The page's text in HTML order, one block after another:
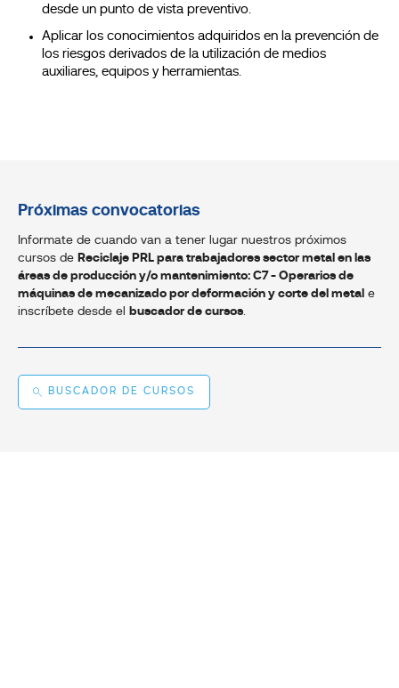
desde un punto de vista preventivo.
Aplicar los conocimientos adquiridos en la prevención de
los riesgos derivados de la utilización de medios
auxiliares, equipos y herramientas.
Próximas convocatorias
Informate de cuando van a tener lugar nuestros próximos
cursos de Reciclaje PRL para trabajadores sector metal en las
áreas de producción y/o mantenimiento: C7 - Operarios de
máquinas de mecanizado por deformación y corte del metal e
inscríbete desde el buscador de cursos.
BUSCADOR DE CURSOS